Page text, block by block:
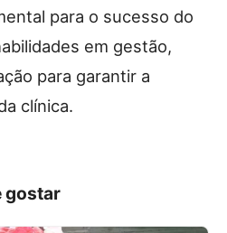
para o sucesso do
em gestão,
para garantir a
clínica.
gostar